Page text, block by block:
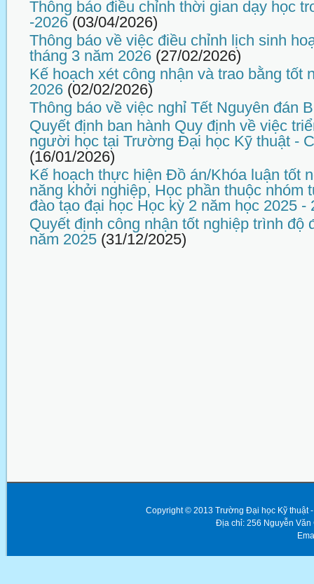
Thông báo điều chỉnh thời gian dạy học
-2026 (03/04/2026)
Thông báo về việc điều chỉnh lịch sinh
tháng 3 năm 2026 (27/02/2026)
Kế hoạch xét công nhận và trao bằng tốt
2026 (02/02/2026)
Thông báo về việc nghỉ Tết Nguyên đán
Quyết định ban hành Quy định về việc
người học tại Trường Đại học Kỹ thuật -
(16/01/2026)
Kế hoạch thực hiện Đồ án/Khóa luận tốt
năng khởi nghiệp, Học phần thuộc
đào tạo đại học Học kỳ 2 năm học 2025 -
Quyết định công nhận tốt nghiệp trình độ
năm 2025 (31/12/2025)
Copyright © 2013 Trường Đại học Kỹ thuật
Địa chỉ: 256 Nguyễn Văn